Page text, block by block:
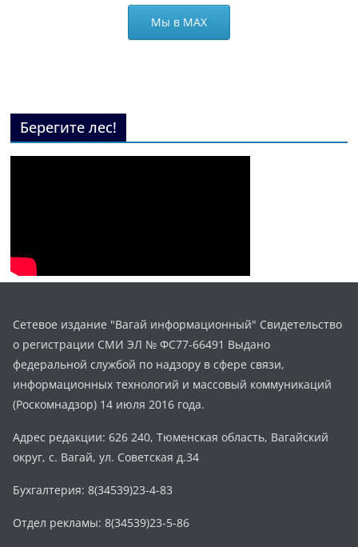
Мы в МАХ
Берегите лес!
Сетевое издание "Вагай информационный" Свидетельство
о регистрации СМИ ЭЛ № ФС77-66491 Выдано
федеральной службой по надзору в сфере связи,
информационных технологий и массовый коммуникаций
(Роскомнадзор) 14 июля 2016 года.
Адрес редакции: 626 240, Тюменская область, Вагайский
округ, с. Вагай, ул. Советская д.34
Бухгалтерия: 8(34539)23-4-83
Отдел рекламы: 8(34539)23-5-86